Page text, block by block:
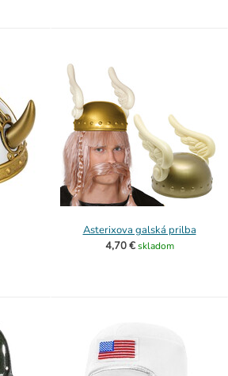
Asterixova galská prilba
4,70 € skladom